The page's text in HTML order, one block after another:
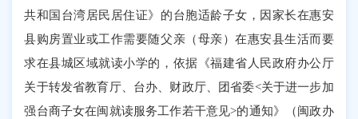
共和国台湾居民居住证》的台胞适龄子女 ，因家长在惠安
县购房置业或工作需要随父亲（母亲）在惠安县生活而要
求在县城区域就读小学的，依据《福建省人民政府办公厅
关于转发省教育厅、台办、财政厅、团省委<关于进一步加
强台商子女在闽就读服务工作若干意见>的通知》（闽政办